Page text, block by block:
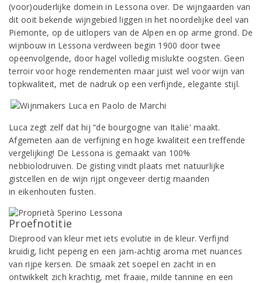
(voor)ouderlijke domein in Lessona over. De wijngaarden van
dit ooit bekende wijngebied liggen in het noordelijke deel van
Piemonte, op de uitlopers van de Alpen en op arme grond. De
wijnbouw in Lessona verdween begin 1900 door twee
opeenvolgende, door hagel volledig mislukte oogsten. Geen
terroir voor hoge rendementen maar juist wel voor wijn van
topkwaliteit, met de nadruk op een verfijnde, elegante stijl.
Luca zegt zelf dat hij “de bourgogne van Italië' maakt.
Afgemeten aan de verfijning en hoge kwaliteit een treffende
vergelijking! De Lessona is gemaakt van 100%
nebbiolodruiven. De gisting vindt plaats met natuurlijke
gistcellen en de wijn rijpt ongeveer dertig maanden
in eikenhouten fusten.
Proefnotitie
Dieprood van kleur met iets evolutie in de kleur. Verfijnd
kruidig, licht peperig en een jam-achtig aroma met nuances
van rijpe kersen. De smaak zet soepel en zacht in en
ontwikkelt zich krachtig, met fraaie, milde tannine en een